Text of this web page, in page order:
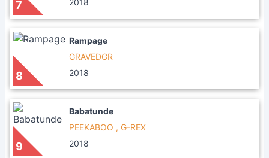
7
2018
8
Rampage
GRAVEDGR
2018
9
Babatunde
PEEKABOO , G-REX
2018